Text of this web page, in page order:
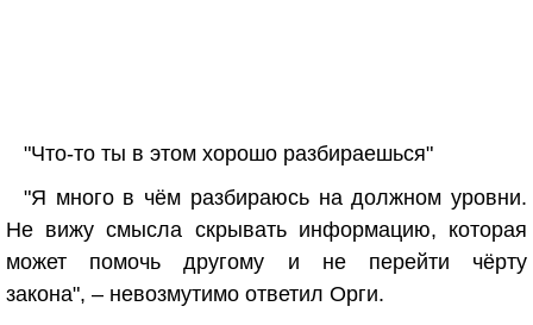
"Что-то ты в этом хорошо разбираешься"
"Я много в чём разбираюсь на должном уровни.
Не вижу смысла скрывать информацию, которая
может помочь другому и не перейти чёрту
закона", – невозмутимо ответил Орги.